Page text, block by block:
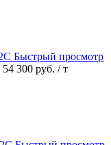
Быстрый просмотр
54 300 руб. / т